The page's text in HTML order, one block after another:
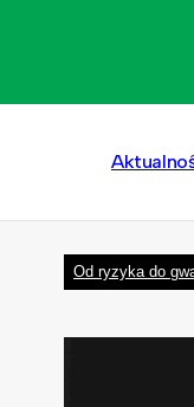
Od ryzyka do